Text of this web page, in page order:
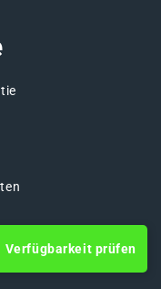
Verfügbarkeit prüfen